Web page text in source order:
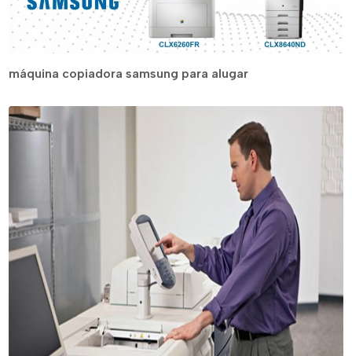
máquina copiadora samsung para alugar